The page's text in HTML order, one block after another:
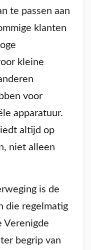
te passen aan
klanten
kleine
voor
apparatuur.
altijd op
niet alleen
is de
die regelmatig
Verenigde
begrip van